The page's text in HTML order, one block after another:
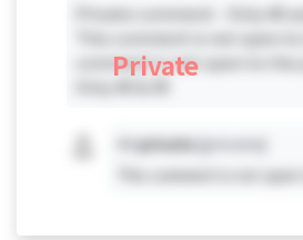
Private comment - Only #0
This comment is not open
comment is not open to the
Private
private [private]
This comment is not open